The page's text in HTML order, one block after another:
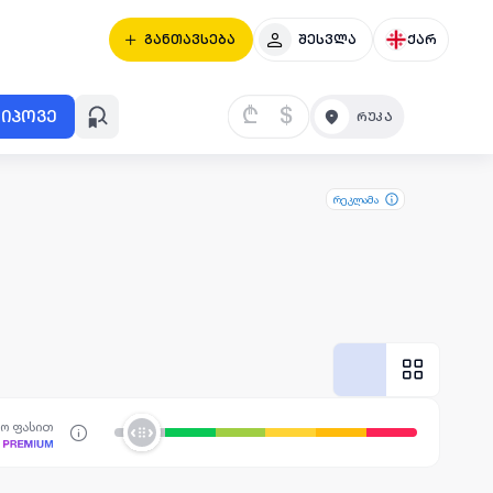
განთავსება შესვლა ქარ
იპოვე ₾ $
რეკლამა
ფასით